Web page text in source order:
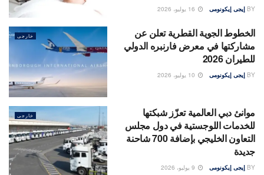
BY إيجى إيكونومى
خارجى
الخطوط الجوية القطرية تعلن عن
مشاركتها في معرض فارنبره الدولي
للطيران 2026
BY إيجى إيكونومى
خارجى
موانئ دبي العالمية تعزّز شبكتها
للخدمات اللوجستية في دول مجلس
التعاون الخليجي بإضافة 700 شاحنة
جديدة
BY إيجى إيكونومى